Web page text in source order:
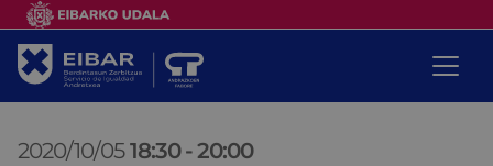
2020/10/05 18:30 -20:00